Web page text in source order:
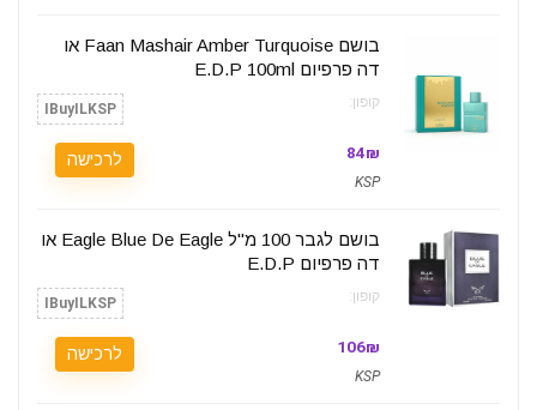
בושם Faan Mashair Amber Turquoise או
דה פרפיום‏ E.D.P 100ml
קופון: IBuyILKSP
84₪
KSP
לרכישה
בושם לגבר 100 מ"ל Eagle Blue De Eagle או
דה פרפיום‏ E.D.P
קופון: IBuyILKSP
106₪
KSP
לרכישה